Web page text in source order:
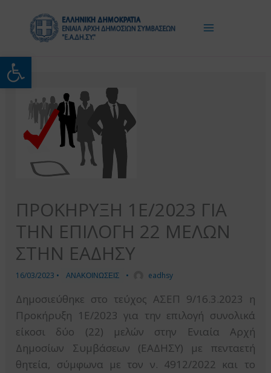
Ανοίξτε τη γραμμή
περιεχόμενο
ΠΡΟΚΗΡΥΞΗ 1Ε/2023 ΓΙΑ
ΤΗΝ ΕΠΙΛΟΓΗ 22 ΜΕΛΩΝ
ΣΤΗΝ ΕΑΔΗΣΥ
16/03/2023 • ΑΝΑΚΟΙΝΩΣΕΙΣ • eadhsy
Δημοσιεύθηκε στο τεύχος ΑΣΕΠ 9/16.3.2023 η
Προκήρυξη 1Ε/2023 για την επιλογή συνολικά
είκοσι δύο (22) μελών στην Ενιαία Αρχή
Δημοσίων Συμβάσεων (ΕΑΔΗΣΥ) με πενταετή
θητεία, σύμφωνα με τον ν. 4912/2022 και το